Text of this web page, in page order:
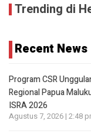
Trending di
Recent News
Program CSR
Regional Papua
ISRA 2026
Agustus 7, 2026 | 2:48